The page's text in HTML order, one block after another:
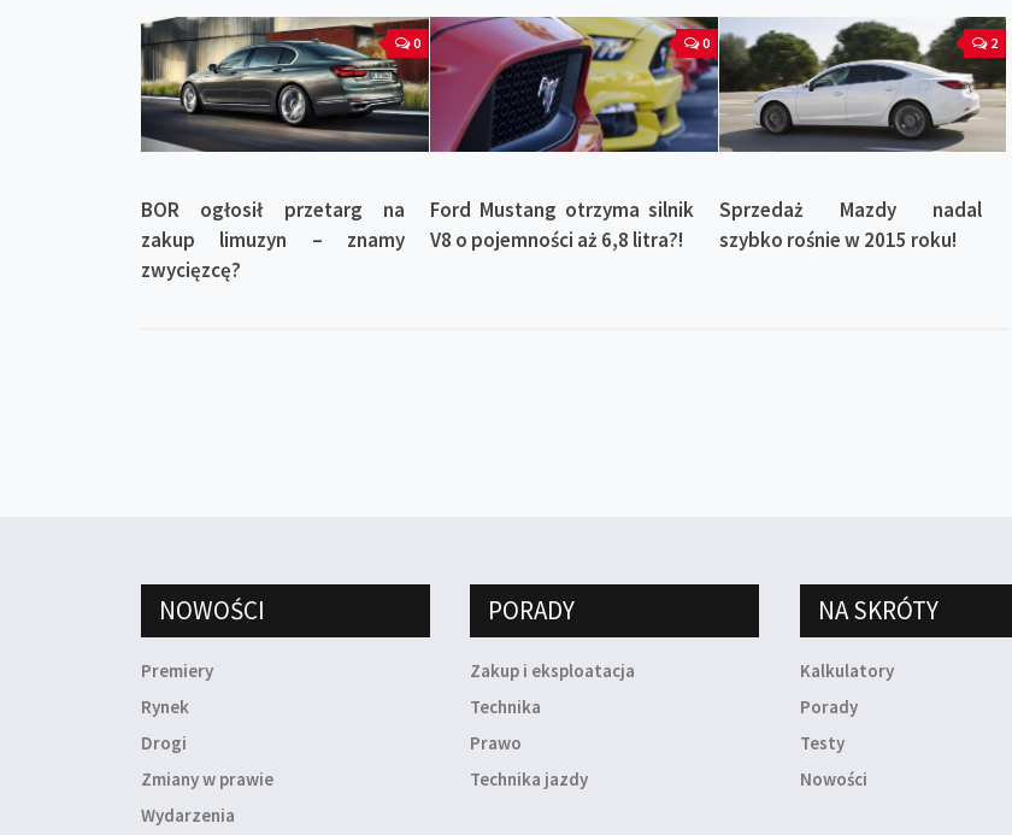
0
BOR ogłosił przetarg na
zakup limuzyn – znamy
zwycięzcę?
0
Ford Mustang otrzyma silnik
V8 o pojemności aż 6,8 litra?!
2
Sprzedaż Mazdy nadal
szybko rośnie w 2015 roku!
NOWOŚCI
Premiery
Rynek
Drogi
Zmiany w prawie
Wydarzenia
PORADY
Zakup i eksploatacja
Technika
Prawo
Technika jazdy
NA SKRÓTY
Kalkulatory
Porady
Testy
Nowości